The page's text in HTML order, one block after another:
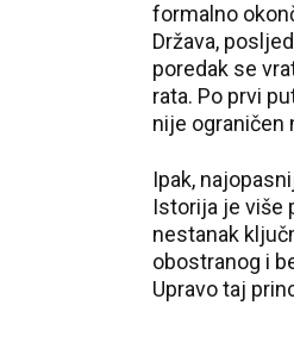
formalno
Država,
poredak se
rata. Po prvi
nije ograničen
Ipak,
Istorija je više
nestanak
obostranog i
Upravo taj